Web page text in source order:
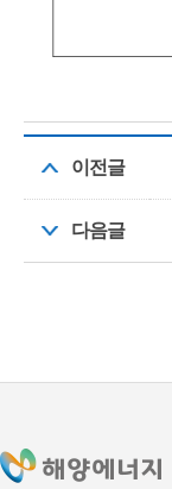
이전글
다음글